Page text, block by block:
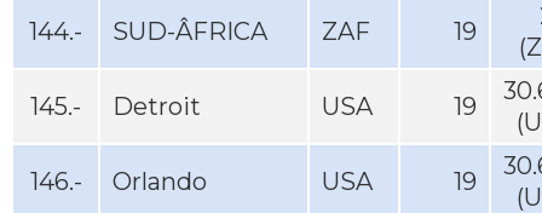
144.- SUD-ÂFRICA ZAF 19
145.- Detroit USA 19
146.- Orlando USA 19